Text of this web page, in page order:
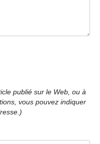
publié sur le Web, ou à
vous pouvez indiquer